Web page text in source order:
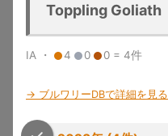
Toppling Goliath
IA ・ 4 0 0 = 4件
→ ブルワリーDBで詳細を見る
American
GABF
Beer Awards
2025